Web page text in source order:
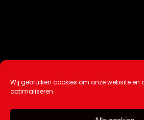
Wij gebruiken cookies om onze website en
optimaliseren.
Ontwikkeling / Hosting